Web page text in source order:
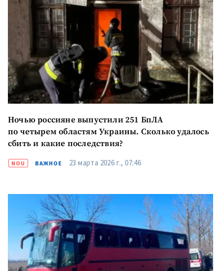
Ночью россияне выпустили 251 БпЛА
по четырем областям Украины. Сколько удалось
сбить и какие последствия?
NOU ВАЖНОЕ 23 марта 2026 г., 07:46